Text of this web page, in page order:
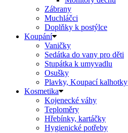
Zábrany
Muchláčci
Doplňky k postýlce
Koupání
Vaničky
Sedátka do vany pro děti
Stupátka k umyvadlu
Osušky
Plavky, Koupací kalhotky
Kosmetika
Kojenecké váhy
Teploměry
Hřebínky, kartáčky
Hygienické potřeby